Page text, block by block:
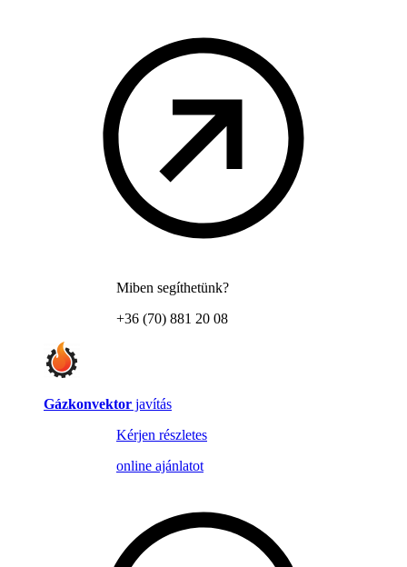
Miben segíthetünk?
+36 (70) 881 20 08
Gázkonvektor javítás
Kérjen részletes
online ajánlatot